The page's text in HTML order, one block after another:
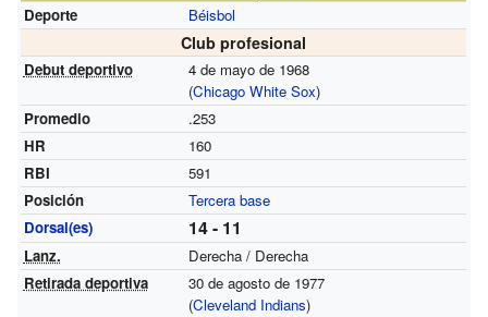
Deporte Béisbol
Club profesional
Debut deportivo
4 de mayo de 1968
(Chicago White Sox)
Promedio
.253
HR
160
RBI
591
Posición
Tercera base
Dorsal(es)
14 - 11
Lanz.
Derecha / Derecha
Retirada deportiva
30 de agosto de 1977
(Cleveland Indians)